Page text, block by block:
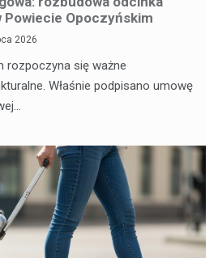
Powiecie Opoczyńskim
2026
rozpoczyna się ważne
Właśnie podpisano umowę